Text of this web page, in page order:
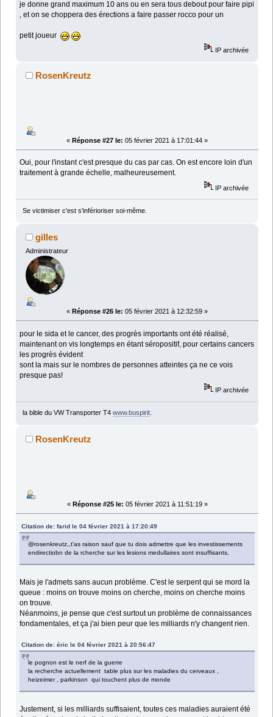
je donne grand maximum 10 ans ou en sera tous debout pour faire pipi
, et on se choppera des érections a faire passer rocco pour un
petit joueur
IP archivée
RosenKreutz
« Réponse #27 le: 05 février 2021 à 17:01:44 »
Oui, pour l'instant c'est presque du cas par cas. On est encore loin d'un
traitement à grande échelle, malheureusement.
IP archivée
Se victimiser c'est s'inférioriser soi-même.
gilles
Administrateur
« Réponse #26 le: 05 février 2021 à 12:32:59 »
pour le sida et le cancer, des progrès importants ont été réalisé,
maintenant on vis longtemps en étant séropositif, pour certains cancers
les progrès évident
sont la mais sur le nombres de personnes atteintes ça ne ce vois
presque pas!
IP archivée
la bible du VW Transporter T4 www.buspirit.
RosenKreutz
« Réponse #25 le: 05 février 2021 à 11:51:19 »
Citation de: farid le 04 février 2021 à 17:20:49
@rosenkreutz,,t'as raison sauf que tu dois admettre que les investissements
endirectiobn de la rcherche sur les lesions medullaires sont insuffisants,
Mais je l'admets sans aucun problème. C'est le serpent qui se mord la
queue : moins on trouve moins on cherche, moins on cherche moins
on trouve.
Néanmoins, je pense que c'est surtout un problème de connaissances
fondamentales, et ça j'ai bien peur que les milliards n'y changent rien.
Citation de: éric le 04 février 2021 à 20:56:47
le pognon est le nerf de la guerre
la recherche actuellement table plus sur les maladies du cerveaux ,
heizeimer , parkinson qui touchent plus de monde
Justement, si les milliards suffisaient, toutes ces maladies auraient été